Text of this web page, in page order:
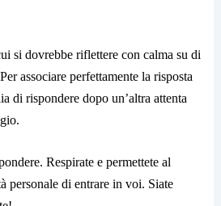
si dovrebbe riflettere con calma su di
associare perfettamente la risposta
di rispondere dopo un’altra attenta
Respirate e permettete al
personale di entrare in voi. Siate